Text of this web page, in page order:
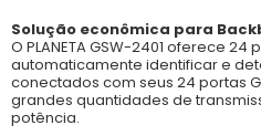
Solução econômica para
O PLANETA GSW-2401 oferece
automaticamente identificar e
conectados com seus 24 portas
grandes quantidades de
potência.